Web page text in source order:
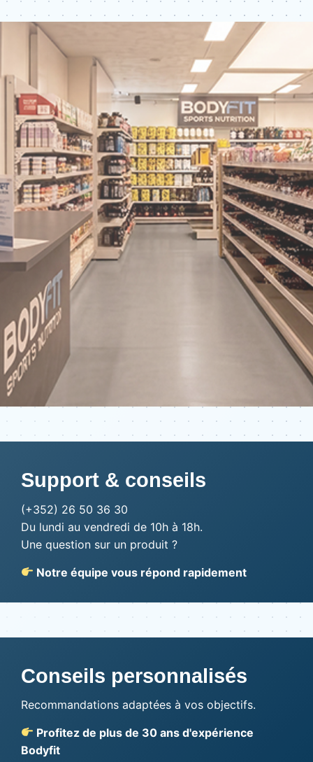
Support & conseils
(+352) 26 50 36 30
Du lundi au vendredi de 10h à 18h.
Une question sur un produit ?
Notre équipe vous répond rapidement
Conseils personnalisés
Recommandations adaptées à vos objectifs.
Profitez de plus de 30 ans d'expérience
Bodyfit